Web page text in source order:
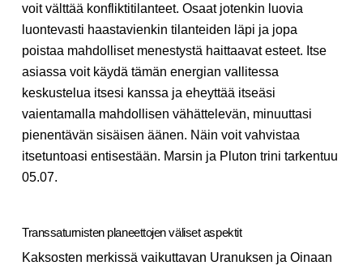
voit välttää konfliktitilanteet. Osaat jotenkin luovia
luontevasti haastavienkin tilanteiden läpi ja jopa
poistaa mahdolliset menestystä haittaavat esteet. Itse
asiassa voit käydä tämän energian vallitessa
keskustelua itsesi kanssa ja eheyttää itseäsi
vaientamalla mahdollisen vähättelevän, minuuttasi
pienentävän sisäisen äänen. Näin voit vahvistaa
itsetuntoasi entisestään. Marsin ja Pluton trini tarkentuu
05.07.
Transsaturnisten planeettojen väliset aspektit
Kaksosten merkissä vaikuttavan Uranuksen ja Oinaan